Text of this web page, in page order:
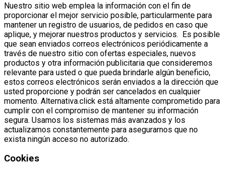
Nuestro sitio web emplea la información con el fin de
proporcionar el mejor servicio posible, particularmente para
mantener un registro de usuarios, de pedidos en caso que
aplique, y mejorar nuestros productos y servicios. Es posible
que sean enviados correos electrónicos periódicamente a
través de nuestro sitio con ofertas especiales, nuevos
productos y otra información publicitaria que consideremos
relevante para usted o que pueda brindarle algún beneficio,
estos correos electrónicos serán enviados a la dirección que
usted proporcione y podrán ser cancelados en cualquier
momento. Alternativa.click está altamente comprometido para
cumplir con el compromiso de mantener su información
segura. Usamos los sistemas más avanzados y los
actualizamos constantemente para asegurarnos que no
exista ningún acceso no autorizado.
Cookies